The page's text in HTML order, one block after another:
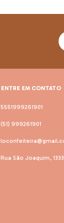
ENTRE EM CONTATO
5551999261901
(51) 999261901
Rua São Joaquim,